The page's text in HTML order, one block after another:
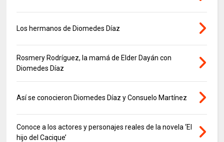
Los hermanos de Diomedes Díaz
Rosmery Rodríguez, la mamá de Elder Dayán con
Diomedes Díaz
Así se conocieron Diomedes Díaz y Consuelo Martínez
Conoce a los actores y personajes reales de la novela ‘El
hijo del Cacique’